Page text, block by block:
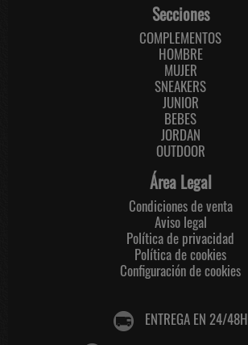
Secciones
COMPLEMENTOS
HOMBRE
MUJER
SNEAKERS
JUNIOR
BEBES
JORDAN
OUTDOOR
Área Legal
Condiciones de venta
Aviso legal
Política de privacidad
Política de cookies
Configuración de cookies
ENTREGA EN 24/48H